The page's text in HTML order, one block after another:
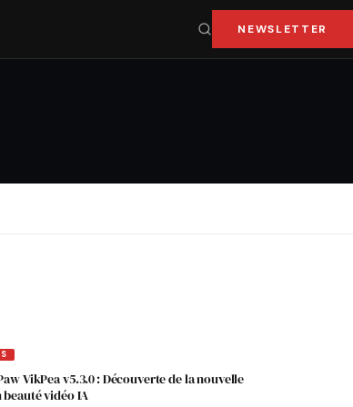
NEWSLETTER
VikPea v5.3.0 : Découverte de la nouvelle
vidéo IA